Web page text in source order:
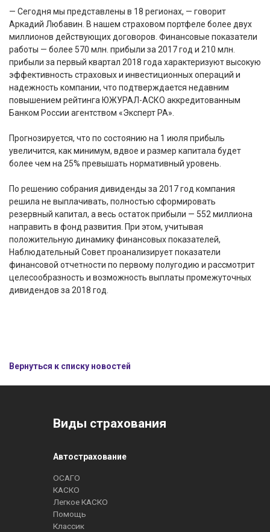
— Сегодня мы представлены в 18 регионах, — говорит
Аркадий Любавин. В нашем страховом портфеле более двух
миллионов действующих договоров. Финансовые показатели
работы — более 570 млн. прибыли за 2017 год и 210 млн.
прибыли за первый квартал 2018 года характеризуют высокую
эффективность страховых и инвестиционных операций и
надежность компании, что подтверждается недавним
повышением рейтинга ЮЖУРАЛ-АСКО аккредитованным
Банком России агентством «Эксперт РА».
Прогнозируется, что по состоянию на 1 июля прибыль
увеличится, как минимум, вдвое и размер капитала будет
более чем на 25% превышать нормативный уровень.
По решению собрания дивиденды за 2017 год компания
решила не выплачивать, полностью сформировать
резервный капитал, а весь остаток прибыли — 552 миллиона
направить в фонд развития. При этом, учитывая
положительную динамику финансовых показателей,
Наблюдательный Совет проанализирует показатели
финансовой отчетности по первому полугодию и рассмотрит
целесообразность и возможность выплаты промежуточных
дивидендов за 2018 год.
Вернуться к списку новостей
Виды страхования
Автострахование
ОСАГО
КАСКО
Легкое КАСКО
Помощь
Классик